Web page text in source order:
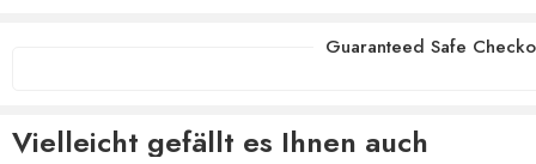
Guaranteed Safe
Vielleicht gefällt es Ihnen auch